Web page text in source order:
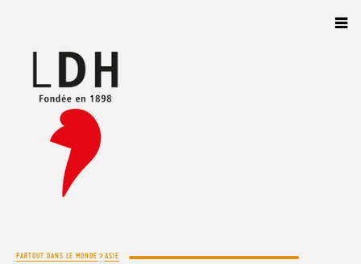
PARTOUT DANS LE MONDE >ASIE